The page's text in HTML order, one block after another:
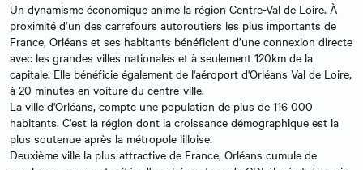
Un dynamisme économique anime la région Centre-Val de Loire. À
proximité d’un des carrefours autoroutiers les plus importants de
France, Orléans et ses habitants bénéficient d’une connexion directe
avec les grandes villes nationales et à seulement 120km de la
capitale. Elle bénéficie également de l'aéroport d'Orléans Val de Loire,
à 20 minutes en voiture du centre-ville.
La ville d'Orléans, compte une population de plus de 116 000
habitants. C'est la région dont la croissance démographique est la
plus soutenue après la métropole lilloise.
Deuxième ville la plus attractive de France, Orléans cumule de